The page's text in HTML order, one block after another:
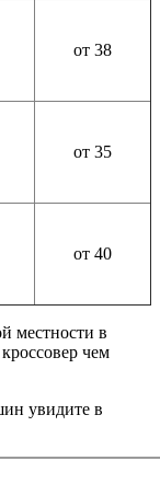
от 38
от 35
от 40
местности в
чем
увидите в